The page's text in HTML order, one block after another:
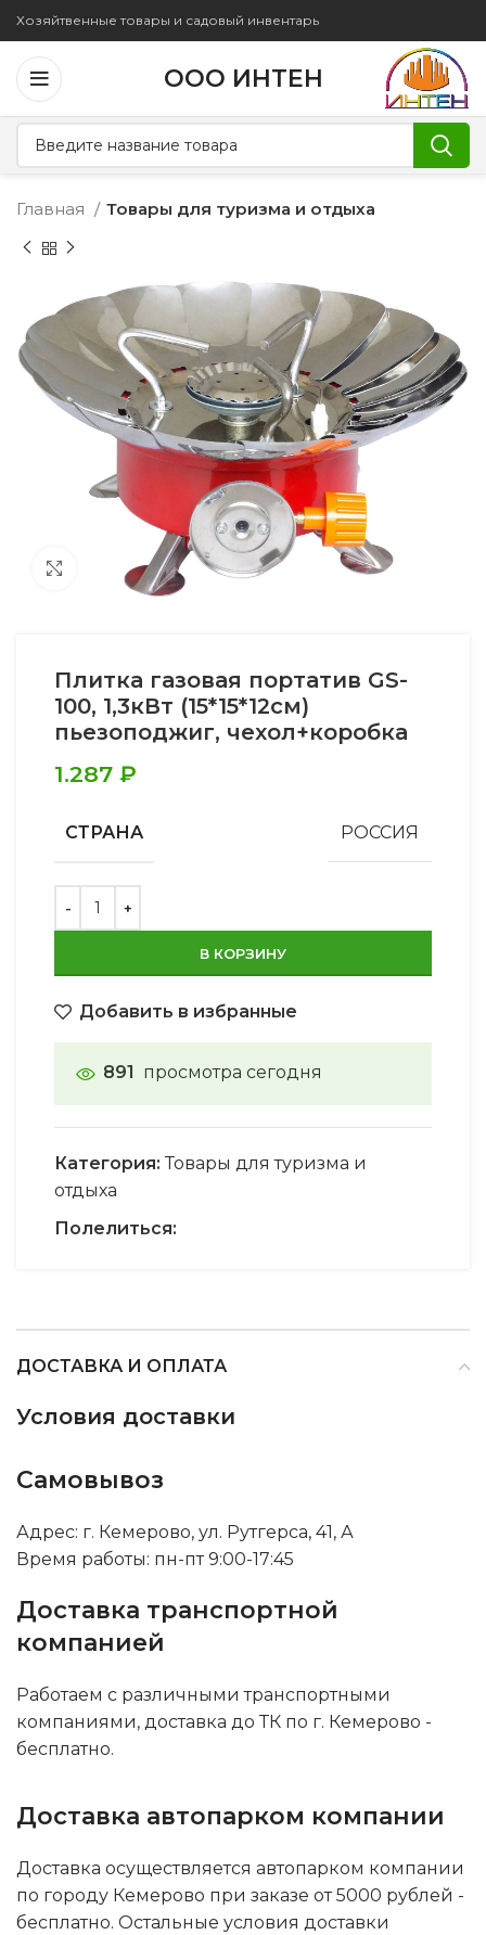
Хозяйтвенные товары и садовый инвентарь
ООО ИНТЕН
Главная Товары для туризма и отдыха
Увеличить
Плитка газовая портатив GS-
100, 1,3кВт (15*15*12см)
пьезоподжиг, чехол+коробка
1.287 ₽
СТРАНА РОССИЯ
В КОРЗИНУ
Добавить в избранные
891 просмотра сегодня
Категория: Товары для туризма и
отдыха
Полелиться:
ДОСТАВКА И ОПЛАТА
Условия доставки
Самовывоз
Адрес: г. Кемерово, ул. Рутгерса, 41, А
Время работы: пн-пт 9:00-17:45
Доставка транспортной
компанией
Работаем с различными транспортными
компаниями, доставка до ТК по г. Кемерово -
бесплатно.
Доставка автопарком компании
Доставка осуществляется автопарком компании
по городу Кемерово при заказе от 5000 рублей -
бесплатно. Остальные условия доставки